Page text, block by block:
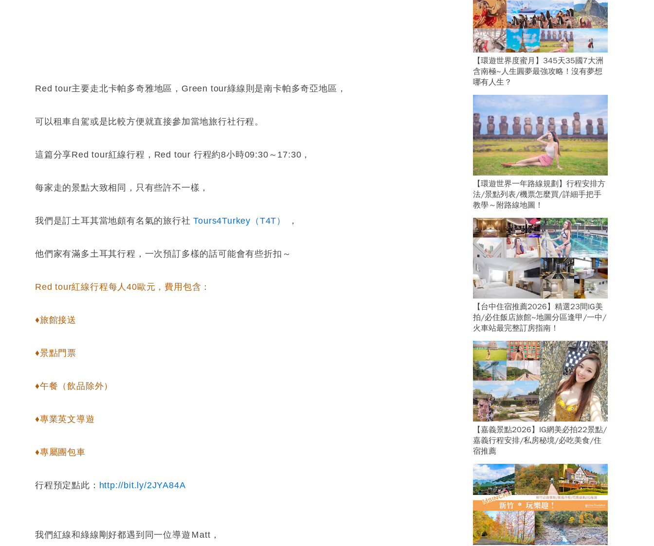
Red tour主要走北卡帕多奇雅地區，Green tour綠線則是南卡帕多奇亞地區，
可以租車自駕或是比較方便就直接參加當地旅行社行程。
這篇分享Red tour紅線行程，Red tour 行程約8小時09:30～17:30，
每家走的景點大致相同，只有些許不一樣，
我們是訂土耳其當地頗有名氣的旅行社Tours4Turkey（T4T） ，
他們家有滿多土耳其行程，一次預訂多樣的話可能會有些折扣～
Red tour紅線行程每人40歐元，費用包含：
♦旅館接送
♦景點門票
♦午餐（飲品除外）
♦專業英文導遊
♦專屬團包車
行程預定點此： http://bit.ly/2JYA84A
我們紅線和綠線剛好都遇到同一位導遊Ｍatt，
【環遊世界度蜜月】345天35國7大洲
含南極~人生圓夢最強攻略！沒有夢想
哪有人生？
【環遊世界一年路線規劃】行程安排方
法/景點列表/機票怎麼買/詳細手把手
教學～附路線地圖！
【台中住宿推薦2026】精選23間IG美
拍/必住飯店旅館~地圖分區逢甲/一中/
火車站最完整訂房指南！
【嘉義景點2026】IG網美必拍22景點/
嘉義行程安排/私房秘境/必吃美食/住
宿推薦